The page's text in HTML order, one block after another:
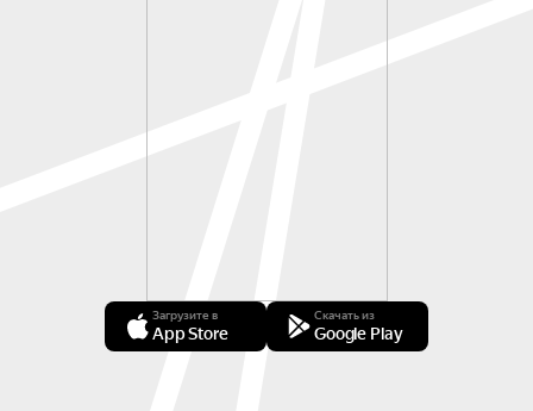
Загрузите в
App Store
Скачать из
Google Play